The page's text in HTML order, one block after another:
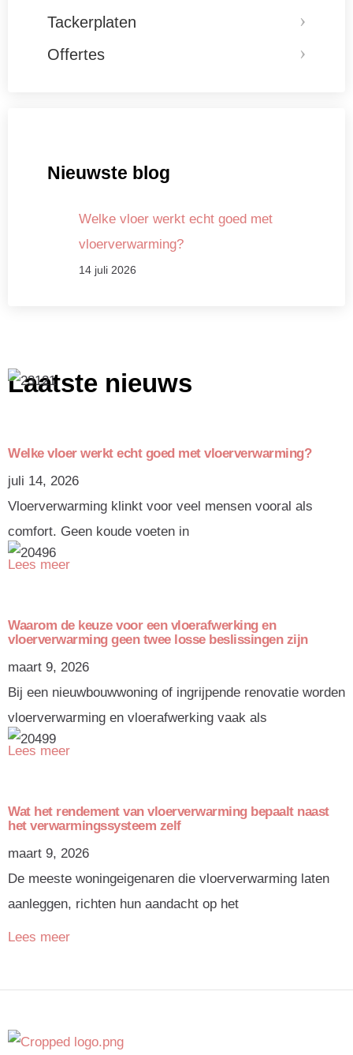
Tackerplaten
Offertes
Nieuwste blog
Welke vloer werkt echt goed met
vloerverwarming?
14 juli 2026
Laatste nieuws
Welke vloer werkt echt goed met vloerverwarming?
juli 14, 2026
Vloerverwarming klinkt voor veel mensen vooral als
comfort. Geen koude voeten in
Lees meer
Waarom de keuze voor een vloerafwerking en
vloerverwarming geen twee losse beslissingen zijn
maart 9, 2026
Bij een nieuwbouwwoning of ingrijpende renovatie worden
vloerverwarming en vloerafwerking vaak als
Lees meer
Wat het rendement van vloerverwarming bepaalt naast
het verwarmingssysteem zelf
maart 9, 2026
De meeste woningeigenaren die vloerverwarming laten
aanleggen, richten hun aandacht op het
Lees meer